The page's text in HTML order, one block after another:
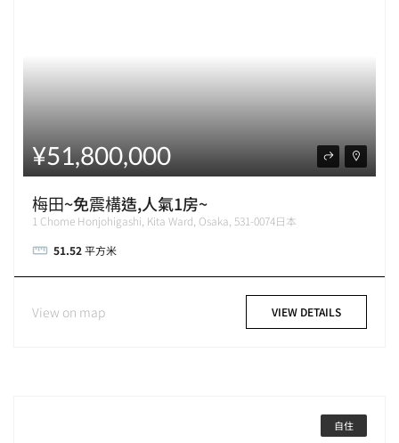
¥51,800,000
梅田~免震構造,人氣1房~
1 Chome Honjohigashi, Kita Ward, Osaka, 531-0074日本
51.52平方米
View on map VIEW DETAILS
自住